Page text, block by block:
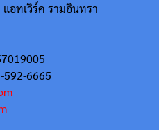
อทเวิร์ค รามอินทรา
6665